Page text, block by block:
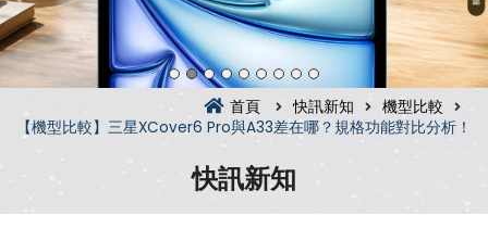
首頁 快訊新知
機型比較
【機型比較】三星XCover6 Pro與A33差在哪？規格功能對比分析！
快訊新知